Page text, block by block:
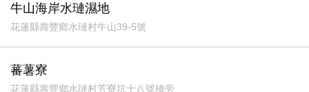
牛山海岸水璉濕地
花蓮縣壽豐鄉水璉村牛山39-5號
蕃薯寮
花蓮縣壽豐鄉水璉村芳寮坑十八號橋旁